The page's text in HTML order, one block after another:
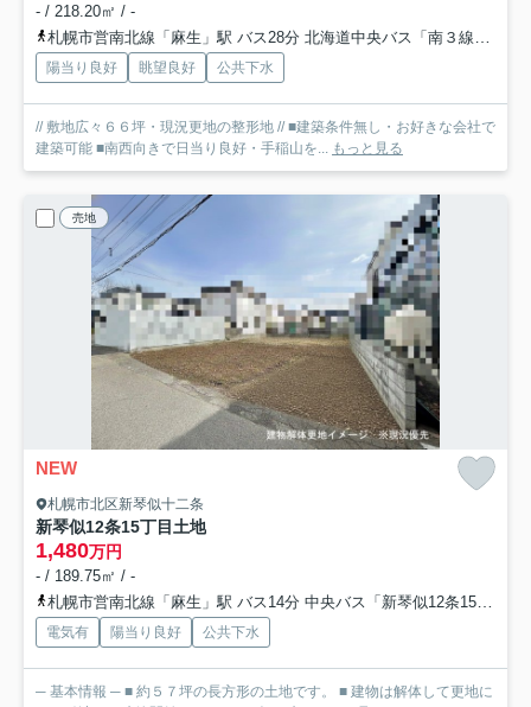
- / 218.20㎡ / -
札幌市営南北線「麻生」駅 バス28分 北海道中央バス「南３線」 停歩5分
陽当り良好 眺望良好 公共下水
// 敷地広々６６坪・現況更地の整形地 // ■建築条件無し・お好きな会社で
建築可能 ■南西向きで日当り良好・手稲山を... もっと見る
売地
NEW
札幌市北区新琴似十二条
新琴似12条15丁目土地
1,480万円
- / 189.75㎡ / -
札幌市営南北線「麻生」駅 バス14分 中央バス「新琴似12条15丁目」 停歩2分
電気有 陽当り良好 公共下水
─ 基本情報 ─ ■ 約５７坪の長方形の土地です。 ■ 建物は解体して更地に